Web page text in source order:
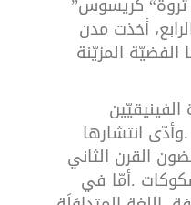
أخذت مدن
الفضيّة المزيّنة
الفينيقيّين
.وأدّى انتشارها
القرن الثاني
.أمّا في